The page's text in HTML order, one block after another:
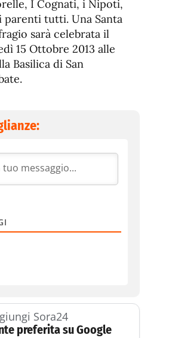
I Cognati, i Nipoti,
tutti. Una Santa
sarà celebrata il
15 Ottobre 2013 alle
Basilica di San
Sora24
preferita su Google